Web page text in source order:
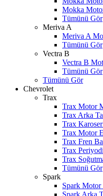
Mokka
Tümünü Gör
Meriva A
Meriva A
Tümünü Gör
Vectra B
Vectra B
Tümünü Gör
Tümünü Gör
Chevrolet
Trax
Trax Motor
Trax Arka
Trax
Trax Motor
Trax Fren
Trax
Trax
Tümünü Gör
Spark
Spark Motor
Spark Arka